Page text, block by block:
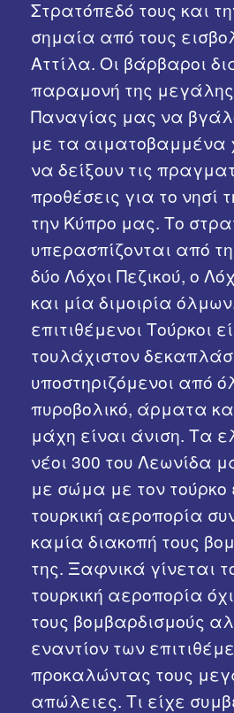
Στρατόπεδό τους και
σημαία από τους
Αττίλα. Οι βάρβαροι
παραμονή της μεγάλης
Παναγίας μας να
με τα αιματοβαμμένα
να δείξουν τις
προθέσεις για το νησί
την Κύπρο μας. Το
υπερασπίζονται από
δύο Λόχοι Πεζικού, ο
και μία διμοιρία
επιτιθέμενοι Τούρκοι
τουλάχιστον
υποστηριζόμενοι από
πυροβολικό, άρματα
μάχη είναι άνιση. Τα
νέοι 300 του Λεωνίδα
με σώμα με τον τούρκο
τουρκική αεροπορία
καμία διακοπή τους
της. Ξαφνικά γίνεται
τουρκική αεροπορία
τους βομβαρδισμούς
εναντίον των
προκαλώντας τους
απώλειες. Τι είχε